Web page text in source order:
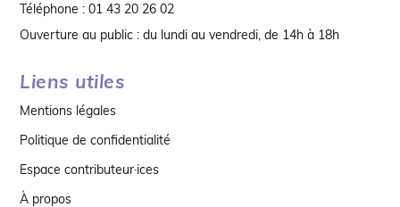
Téléphone : 01 43 20 26 02
Ouverture au public : du lundi au vendredi, de 14h à 18h
Liens utiles
Mentions légales
Politique de confidentialité
Espace contributeur·ices
À propos